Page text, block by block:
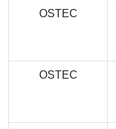
OSTEC
OSTEC